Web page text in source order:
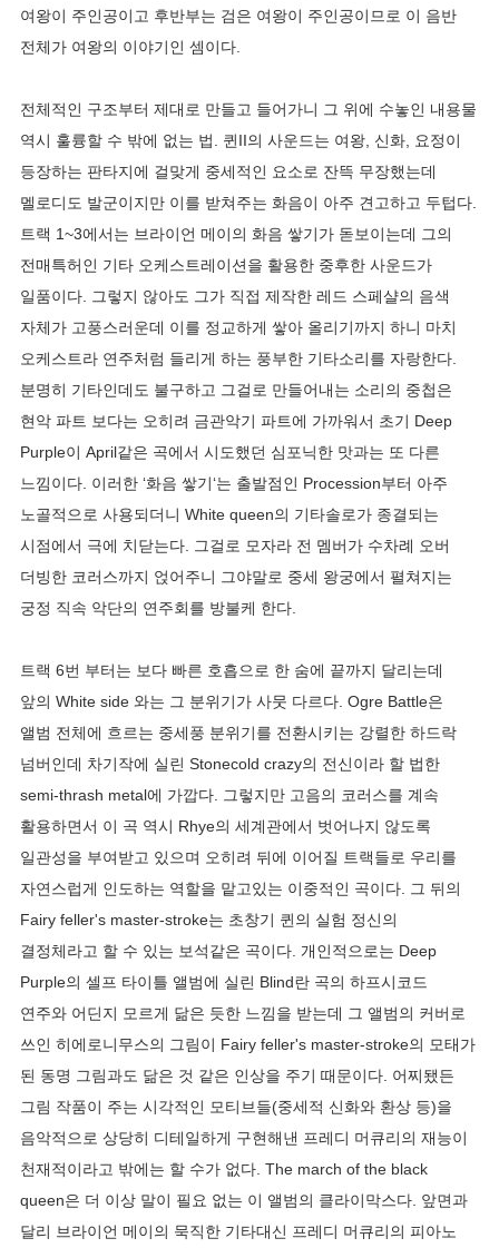
여왕이 주인공이고 후반부는 검은 여왕이 주인공이므로 이 음반
전체가 여왕의 이야기인 셈이다.
전체적인 구조부터 제대로 만들고 들어가니 그 위에 수놓인 내용물
역시 훌륭할 수 밖에 없는 법. 퀸II의 사운드는 여왕, 신화, 요정이
등장하는 판타지에 걸맞게 중세적인 요소로 잔뜩 무장했는데
멜로디도 발군이지만 이를 받쳐주는 화음이 아주 견고하고 두텁다.
트랙 1~3에서는 브라이언 메이의 화음 쌓기가 돋보이는데 그의
전매특허인 기타 오케스트레이션을 활용한 중후한 사운드가
일품이다. 그렇지 않아도 그가 직접 제작한 레드 스페샬의 음색
자체가 고풍스러운데 이를 정교하게 쌓아 올리기까지 하니 마치
오케스트라 연주처럼 들리게 하는 풍부한 기타소리를 자랑한다.
분명히 기타인데도 불구하고 그걸로 만들어내는 소리의 중첩은
현악 파트 보다는 오히려 금관악기 파트에 가까워서 초기 Deep
Purple이 April같은 곡에서 시도했던 심포닉한 맛과는 또 다른
느낌이다. 이러한 ‘화음 쌓기‘는 출발점인 Procession부터 아주
노골적으로 사용되더니 White queen의 기타솔로가 종결되는
시점에서 극에 치닫는다. 그걸로 모자라 전 멤버가 수차례 오버
더빙한 코러스까지 얹어주니 그야말로 중세 왕궁에서 펼쳐지는
궁정 직속 악단의 연주회를 방불케 한다.
트랙 6번 부터는 보다 빠른 호흡으로 한 숨에 끝까지 달리는데
앞의 White side 와는 그 분위기가 사뭇 다르다. Ogre Battle은
앨범 전체에 흐르는 중세풍 분위기를 전환시키는 강렬한 하드락
넘버인데 차기작에 실린 Stonecold crazy의 전신이라 할 법한
semi-thrash metal에 가깝다. 그렇지만 고음의 코러스를 계속
활용하면서 이 곡 역시 Rhye의 세계관에서 벗어나지 않도록
일관성을 부여받고 있으며 오히려 뒤에 이어질 트랙들로 우리를
자연스럽게 인도하는 역할을 맡고있는 이중적인 곡이다. 그 뒤의
Fairy feller's master-stroke는 초창기 퀸의 실험 정신의
결정체라고 할 수 있는 보석같은 곡이다. 개인적으로는 Deep
Purple의 셀프 타이틀 앨범에 실린 Blind란 곡의 하프시코드
연주와 어딘지 모르게 닮은 듯한 느낌을 받는데 그 앨범의 커버로
쓰인 히에로니무스의 그림이 Fairy feller's master-stroke의 모태가
된 동명 그림과도 닮은 것 같은 인상을 주기 때문이다. 어찌됐든
그림 작품이 주는 시각적인 모티브들(중세적 신화와 환상 등)을
음악적으로 상당히 디테일하게 구현해낸 프레디 머큐리의 재능이
천재적이라고 밖에는 할 수가 없다. The march of the black
queen은 더 이상 말이 필요 없는 이 앨범의 클라이막스다. 앞면과
달리 브라이언 메이의 묵직한 기타대신 프레디 머큐리의 피아노